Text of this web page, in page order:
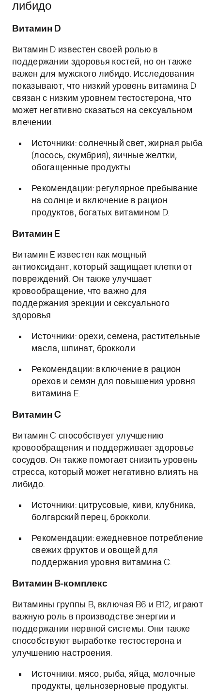
либидо
Витамин D
Витамин D известен своей ролью в
поддержании здоровья костей, но он также
важен для мужского либидо. Исследования
показывают, что низкий уровень витамина D
связан с низким уровнем тестостерона, что
может негативно сказаться на сексуальном
влечении.
Источники: солнечный свет, жирная рыба
(лосось, скумбрия), яичные желтки,
обогащенные продукты.
Рекомендации: регулярное пребывание
на солнце и включение в рацион
продуктов, богатых витамином D.
Витамин E
Витамин E известен как мощный
антиоксидант, который защищает клетки от
повреждений. Он также улучшает
кровообращение, что важно для
поддержания эрекции и сексуального
здоровья.
Источники: орехи, семена, растительные
масла, шпинат, брокколи.
Рекомендации: включение в рацион
орехов и семян для повышения уровня
витамина E.
Витамин C
Витамин C способствует улучшению
кровообращения и поддерживает здоровье
сосудов. Он также помогает снизить уровень
стресса, который может негативно влиять на
либидо.
Источники: цитрусовые, киви, клубника,
болгарский перец, брокколи.
Рекомендации: ежедневное потребление
свежих фруктов и овощей для
поддержания уровня витамина C.
Витамин B-комплекс
Витамины группы B, включая B6 и B12, играют
важную роль в производстве энергии и
поддержании нервной системы. Они также
способствуют выработке тестостерона и
улучшению настроения.
Источники: мясо, рыба, яйца, молочные
продукты, цельнозерновые продукты.